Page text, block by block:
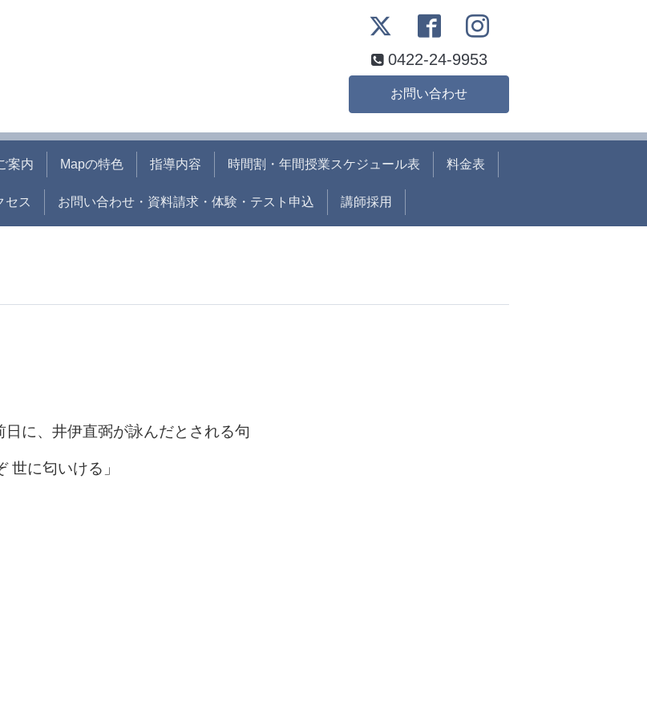
0422-24-9953
お問い合わせ
案内 Mapの特色 指導内容 時間割・年間授業スケジュール表 料金表
セス お問い合わせ・資料請求・体験・テスト申込 講師採用
に、井伊直弼が詠んだとされる句
世に匂いける」